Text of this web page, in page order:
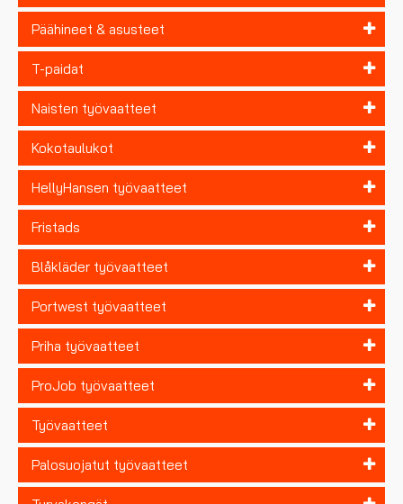
Päähineet & asusteet
T-paidat
Naisten työvaatteet
Kokotaulukot
HellyHansen työvaatteet
Fristads
Blåkläder työvaatteet
Portwest työvaatteet
Priha työvaatteet
ProJob työvaatteet
Työvaatteet
Palosuojatut työvaatteet